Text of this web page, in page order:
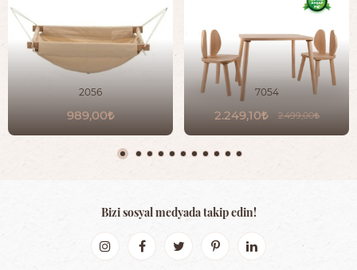
2056
989,00
7054
2.249,10 2.499,00
Bizi sosyal medyada takip edin!